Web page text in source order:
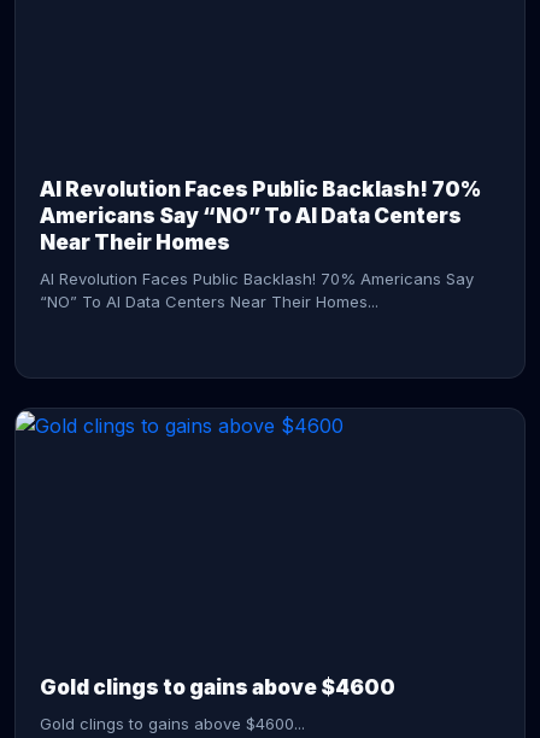
AI Revolution Faces Public Backlash! 70%
Americans Say “NO” To AI Data Centers
Near Their Homes
AI Revolution Faces Public Backlash! 70% Americans Say
“NO” To AI Data Centers Near Their Homes...
Gold clings to gains above $4600
Gold clings to gains above $4600...